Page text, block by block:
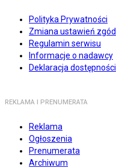
Polityka Prywatności
Zmiana ustawień zgód
Regulamin serwisu
Informacje o nadawcy
Deklaracja dostępności
REKLAMA I PRENUMERATA
Reklama
Ogłoszenia
Prenumerata
Archiwum